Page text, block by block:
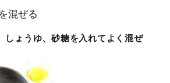
混ぜる
しょうゆ、砂糖を入れてよく混ぜ